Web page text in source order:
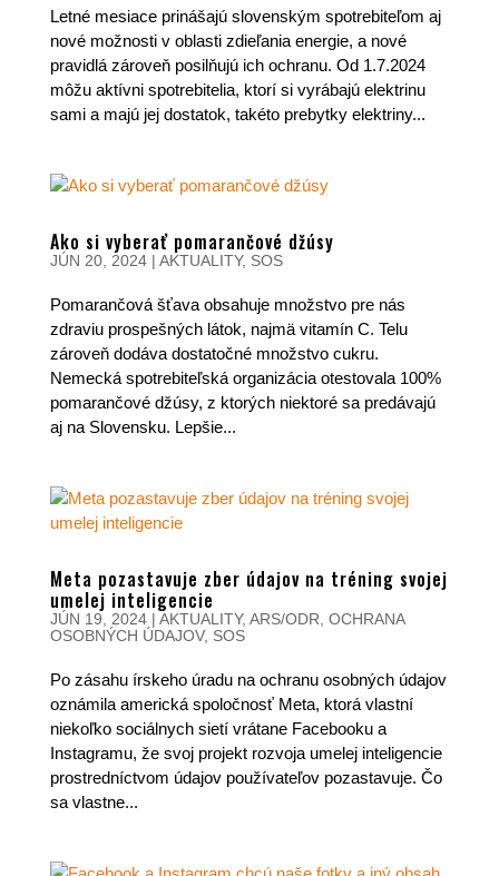
Letné mesiace prinášajú slovenským spotrebiteľom aj
nové možnosti v oblasti zdieľania energie, a nové
pravidlá zároveň posilňujú ich ochranu. Od 1.7.2024
môžu aktívni spotrebitelia, ktorí si vyrábajú elektrinu
sami a majú jej dostatok, takéto prebytky elektriny...
Ako si vyberať pomarančové džúsy
JÚN 20, 2024| AKTUALITY, SOS
Pomarančová šťava obsahuje množstvo pre nás
zdraviu prospešných látok, najmä vitamín C. Telu
zároveň dodáva dostatočné množstvo cukru.
Nemecká spotrebiteľská organizácia otestovala 100%
pomarančové džúsy, z ktorých niektoré sa predávajú
aj na Slovensku. Lepšie...
Meta pozastavuje zber údajov na tréning svojej
umelej inteligencie
JÚN 19, 2024| AKTUALITY, ARS/ODR OCHRANA
OSOBNÝCH ÚDAJOV, SOS
Po zásahu írskeho úradu na ochranu osobných údajov
oznámila americká spoločnosť Meta, ktorá vlastní
niekoľko sociálnych sietí vrátane Facebooku a
Instagramu, že svoj projekt rozvoja umelej inteligencie
prostredníctvom údajov používateľov pozastavuje. Čo
sa vlastne...